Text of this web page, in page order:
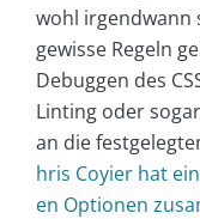
wohl irgendwann
gewisse Regeln
Debuggen des
Linting oder
an die
hris Coyier hat
en Optionen